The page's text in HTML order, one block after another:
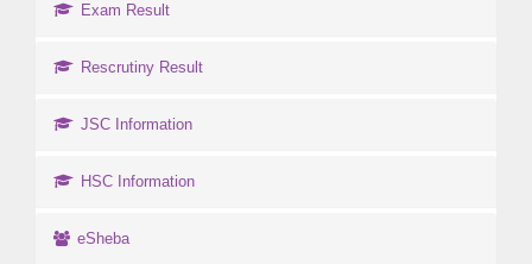
Exam Result
Rescrutiny Result
JSC Information
HSC Information
eSheba